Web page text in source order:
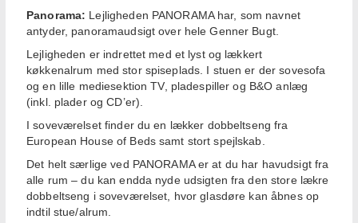
Panorama: Lejligheden PANORAMA har, som navnet
antyder, panoramaudsigt over hele Genner Bugt.
Lejligheden er indrettet med et lyst og lækkert
køkkenalrum med stor spiseplads. I stuen er der sovesofa
og en lille mediesektion TV, pladespiller og B&O anlæg
(inkl. plader og CD’er).
I soveværelset finder du en lækker dobbeltseng fra
European House of Beds samt stort spejlskab.
Det helt særlige ved PANORAMA er at du har havudsigt fra
alle rum – du kan endda nyde udsigten fra den store lækre
dobbeltseng i soveværelset, hvor glasdøre kan åbnes op
indtil stue/alrum.